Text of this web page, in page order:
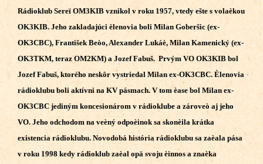
Rádioklub Sereï OM3KIB vznikol v roku 1957, vtedy ešte s volaèkou
OK3KIB. Jeho zakladajúci èlenovia boli Milan Goberšic (ex-
OK3CBC), František Beòo, Alexander Lukáè, Milan Kamenický (ex-
OK3TKM, teraz OM2KM) a Jozef Fabuš. Prvým VO OK3KIB bol
Jozef Fabuš, ktorého neskôr vystriedal Milan ex-OK3CBC. Èlenovia
rádioklubu boli aktívni na KV pásmach. V tom èase bol Milan ex-
OK3CBC jediným koncesionárom v rádioklube a zároveò aj jeho
VO. Jeho odchodom na veèný odpoèinok sa skonèila krátka
existencia rádioklubu. Novodobá história rádioklubu sa zaèala pása
v roku 1998 kedy rádioklub zaèal opä svoju èinnos a znaèka